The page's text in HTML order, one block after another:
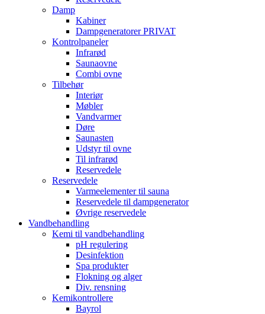
Damp
Kabiner
Dampgeneratorer PRIVAT
Kontrolpaneler
Infrarød
Saunaovne
Combi ovne
Tilbehør
Interiør
Møbler
Vandvarmer
Døre
Saunasten
Udstyr til ovne
Til infrarød
Reservedele
Reservedele
Varmeelementer til sauna
Reservedele til dampgenerator
Øvrige reservedele
Vandbehandling
Kemi til vandbehandling
pH regulering
Desinfektion
Spa produkter
Flokning og alger
Div. rensning
Kemikontrollere
Bayrol